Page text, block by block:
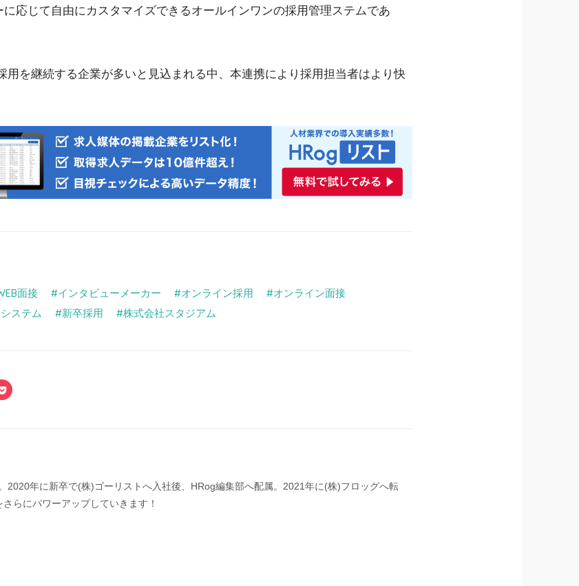
応じて自由にカスタマイズできるオールインワンの採用管理ステムであ
用を継続する企業が多いと見込まれる中、本連携により採用担当者はより快
面接 インタビューメーカー オンライン採用
オンライン面接
ステム 新卒採用 株式会社スタジアム
2020年に新卒で(株)ゴーリストへ入社後、HRog編集部へ配属。2021年に(株)フロッグへ転
らにパワーアップしていきます！